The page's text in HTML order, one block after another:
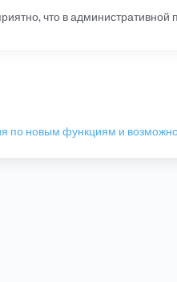
что в
по новым функциям и